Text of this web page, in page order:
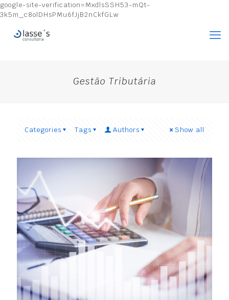
google-site-verification=MxdlsSSH53-mQt-
3k5m_c8olDHsPMu6fJjB2nCkfGLw
Gestão Tributária
Categories Tags Authors Show all